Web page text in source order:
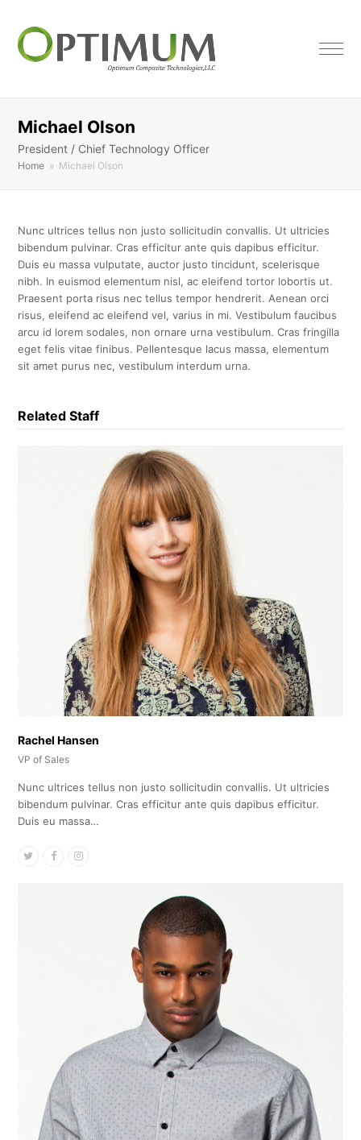
Michael Olson
President / Chief Technology Officer
Home » Michael Olson
Nunc ultrices tellus non justo sollicitudin convallis. Ut ultricies
bibendum pulvinar. Cras efficitur ante quis dapibus efficitur.
Duis eu massa vulputate, auctor justo tincidunt, scelerisque
nibh. In euismod elementum nisl, ac eleifend tortor lobortis ut.
Praesent porta risus nec tellus tempor hendrerit. Aenean orci
risus, eleifend ac eleifend vel, varius in mi. Vestibulum faucibus
arcu id lorem sodales, non ornare urna vestibulum. Cras fringilla
eget felis vitae finibus. Pellentesque lacus massa, elementum
sit amet purus nec, vestibulum interdum urna.
Related Staff
Rachel Hansen
VP of Sales
Nunc ultrices tellus non justo sollicitudin convallis. Ut ultricies
bibendum pulvinar. Cras efficitur ante quis dapibus efficitur.
Duis eu massa…
TwitterFacebookInstagram